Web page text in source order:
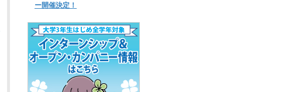
ー開催決定！